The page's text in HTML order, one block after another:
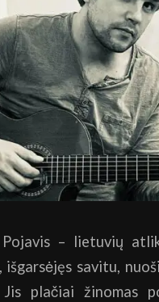
– lietuvių
išgarsėjęs savitu,
plačiai žinomas